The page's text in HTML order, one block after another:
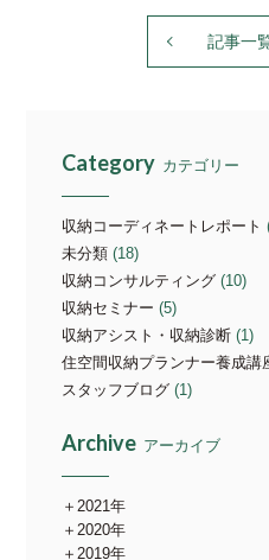
記事一
Category カテゴリー
収納コーディネートレポート
未分類 (18)
収納コンサルティング (10)
収納セミナー (5)
収納アシスト・収納診断 (1)
住空間収納プランナー養成講
スタッフブログ (1)
Archive アーカイブ
2021年
2020年
2019年